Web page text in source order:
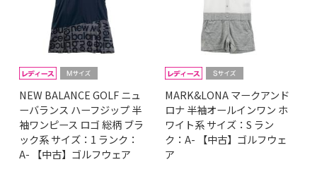
NEW BALANCE GOLF ニュ
ーバランス ハーフジップ 半
袖ワンピース ロゴ 総柄 ブラ
ック系 サイズ：1 ランク：
A- 【中古】ゴルフウェア
MARK&LONA マークアンド
ロナ 半袖オールインワン ホ
ワイト系 サイズ：S ラン
ク：A- 【中古】ゴルフウェ
ア